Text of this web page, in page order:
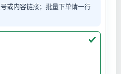
或内容链接；批量下单请一行